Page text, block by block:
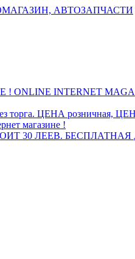
АВТОЗАПЧАСТИ
INTERNET
торга. ЦЕНА розничная,
магазине !
30 ЛЕЕВ.